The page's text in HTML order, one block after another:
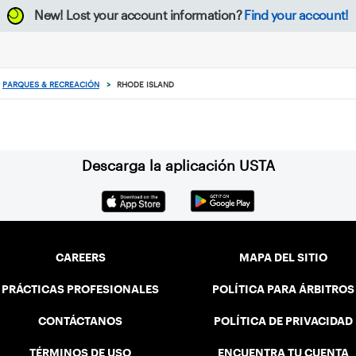
New! Lost your account information? Find your account!
PARQUES & RECREACIÓN > RHODE ISLAND
Descarga la aplicación USTA
CAREERS
PRÁCTICAS PROFESIONALES
CONTÁCTANOS
TÉRMINOS DE USO
MAPA DEL SITIO
POLÍTICA PARA ÁRBITROS
POLÍTICA DE PRIVACIDAD
ENCUENTRA TU CUENTA